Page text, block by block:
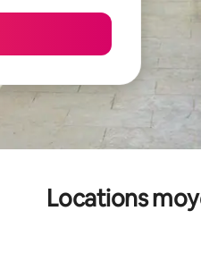
Locations